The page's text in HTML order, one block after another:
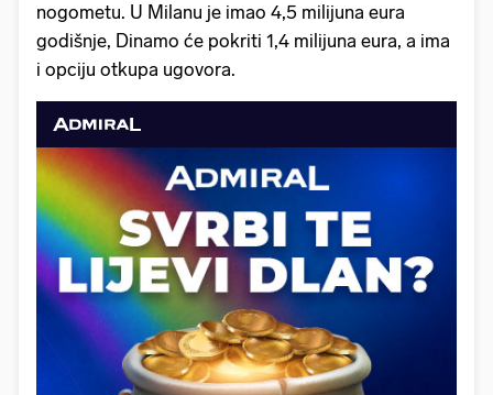
nogometu. U Milanu je imao 4,5 milijuna eura
godišnje, Dinamo će pokriti 1,4 milijuna eura, a ima
i opciju otkupa ugovora.